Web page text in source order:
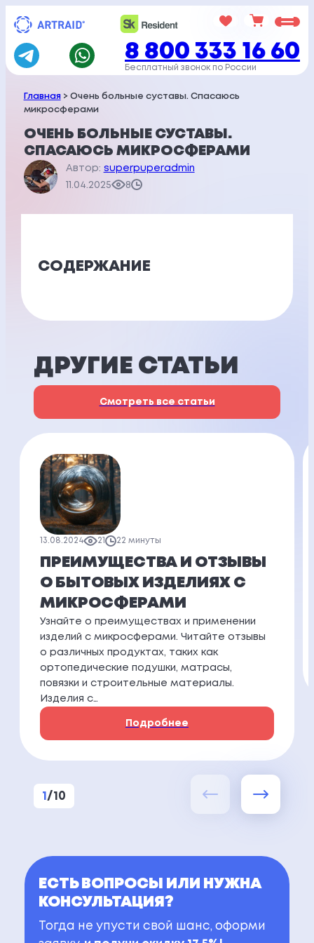
Перейти
содержимому
8 800 333 16 60
Бесплатный звонок по России
Главная> Очень больные суставы. Спасаюсь
микросферами
ОЧЕНЬ БОЛЬНЫЕ СУСТАВЫ.
СПАСАЮСЬ МИКРОСФЕРАМИ
Автор: superpuperadmin
11.04.2025 8
СОДЕРЖАНИЕ
ДРУГИЕ СТАТЬИ
Смотреть все статьи
13.08.2024 21 22 минуты
ПРЕИМУЩЕСТВА И ОТЗЫВЫ
О БЫТОВЫХ ИЗДЕЛИЯХ С
МИКРОСФЕРАМИ
Узнайте о преимуществах и применении
изделий с микросферами. Читайте отзывы
о различных продуктах, таких как
ортопедические подушки, матрасы,
повязки и строительные материалы.
Изделия с…
Подробнее
1 / 10
ЕСТЬ ВОПРОСЫ ИЛИ НУЖНА
КОНСУЛЬТАЦИЯ?
Тогда не упусти свой шанс, оформи